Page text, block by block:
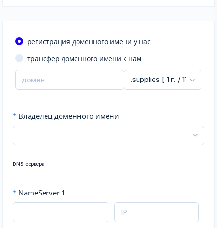
регистрация доменного имени у нас
трансфер доменного имени к нам
* Владелец доменного имени
DNS-сервера
* NameServer 1